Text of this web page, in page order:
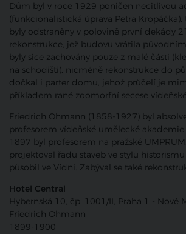
Dům byl v roce 1929 poničen necitlivou
(funkcionalistická úprava Petra Kropáčka),
byly odstraněny v polovině první dekády
rekonstrukce, jež budovu vrátila
byly sice zachovány pouze z malé části
na schodišti), nicméně rekonstrukce do
dočkal i parter domu, jehož průčelí je
příkladem rané zoomorfní secese
Friedrich Ohmann (1858-1927) byl
profesorem vídeňské umělecké akademie
1897 byl profesorem na pražské
projektoval řadu staveb ve stylu historismu
působil ve Vídni. Zabýval se také
Hotel Central
Hybernská 10, čp. 1001/II, Praha 1 - Nové
Friedrich Ohmann
1899-1900